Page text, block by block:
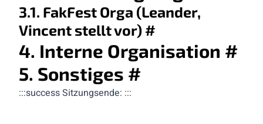
3.1. FakFest Orga (Leander,
Vincent stellt vor) #
4. Interne Organisation #
5. Sonstiges #
:::success Sitzungsende: :::